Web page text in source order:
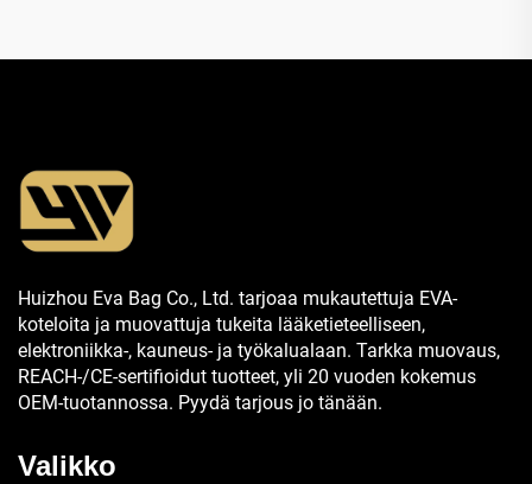
Huizhou Eva Bag Co., Ltd. tarjoaa mukautettuja EVA-
koteloita ja muovattuja tukeita lääketieteelliseen,
elektroniikka-, kauneus- ja työkalualaan. Tarkka muovaus,
REACH-/CE-sertifioidut tuotteet, yli 20 vuoden kokemus
OEM-tuotannossa. Pyydä tarjous jo tänään.
Valikko